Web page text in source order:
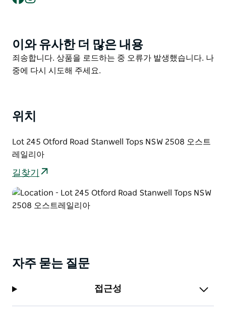
Product
List
이와 유사한 더 많은 내용
Product
List
죄송합니다. 상품을 로드하는 중 오류가 발생했습니다. 나
중에 다시 시도해 주세요.
위치
Lot 245 Otford Road Stanwell Tops NSW 2508 오스트
레일리아
길찾기
자주 묻는 질문
접근성